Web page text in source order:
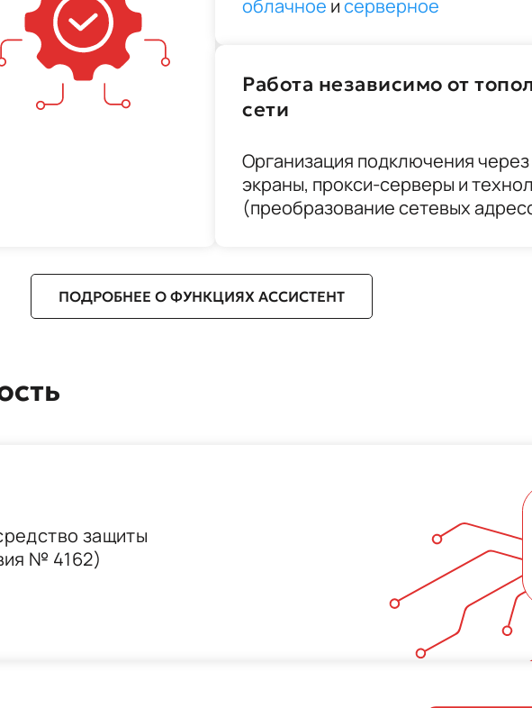
облачное исерверное
Работа независимо от
сети
Организация подключения
экраны, прокси-серверы и
(преобразование сетевых
ПОДРОБНЕЕ О ФУНКЦИЯХ АССИСТЕНТ
защиты
№ 4162)